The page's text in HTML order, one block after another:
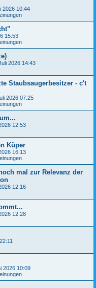
2026 10:44
15:53
2026 14:43
Staubsaugerbesitzer - c't
2026 07:25
12:53
Küper
16:13
mal zur Relevanz der
12:16
12:28
2026 10:09